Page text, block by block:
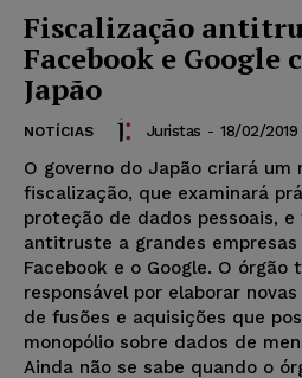
Fiscalização
Facebook e Google
Japão
NOTÍCIAS Juristas - 18/02/2019
O governo do Japão criará um
fiscalização, que examinará
proteção de dados pessoais,
antitruste a grandes
Facebook e o Google. O órgão
responsável por elaborar
de fusões e aquisições que
monopólio sobre dados de
Ainda não se sabe quando o